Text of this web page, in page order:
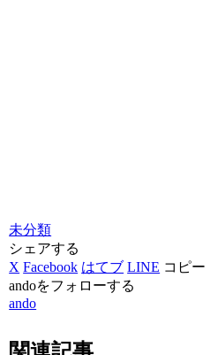
未分類
シェアする
X Facebook はてブ LINE コピー
andoをフォローする
ando